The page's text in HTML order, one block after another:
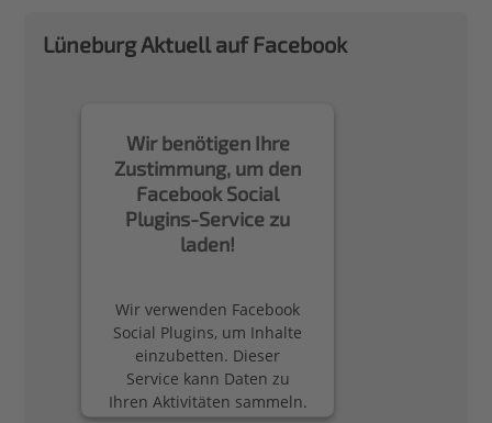
Lüneburg Aktuell auf Facebook
Wir benötigen Ihre
Zustimmung, um den
Facebook Social
Plugins-Service zu
laden!
Wir verwenden Facebook
Social Plugins, um Inhalte
einzubetten. Dieser
Service kann Daten zu
Ihren Aktivitäten sammeln.